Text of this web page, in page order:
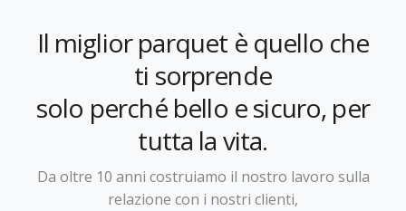
Il miglior parquet è quello che
ti sorprende
solo perché bello e sicuro, per
tutta la vita.
Da oltre 10 anni costruiamo il nostro lavoro sulla
relazione con i nostri clienti,